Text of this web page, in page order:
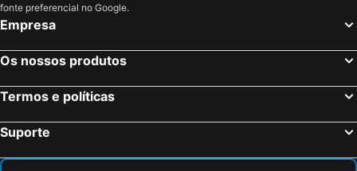
Tóquio, Kanto Hotéis
Quioto, Kinki Hotéis
Takayama, Chubu e Hokuriku Hotéis
Hiroshima, Chugoku Hotéis
Nagoya, Chubu e Hokuriku Hotéis
fonte preferencial no Google.
Empresa
Os nossos produtos
Termos e políticas
Suporte